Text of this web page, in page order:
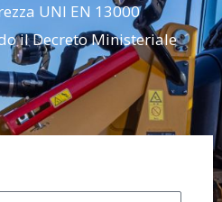
UNI EN 13000
il Decreto Ministeriale